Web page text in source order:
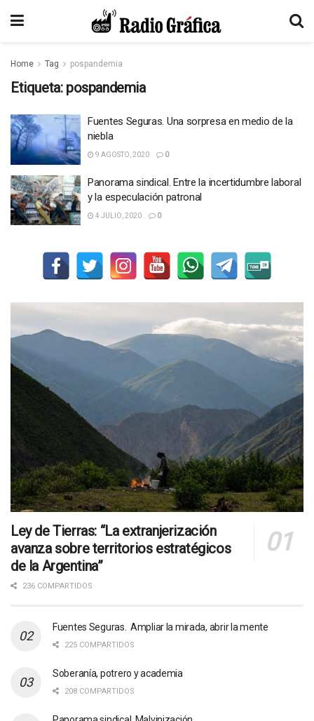
Home Tag pospandemia
Etiqueta: pospandemia
Fuentes Seguras. Una sorpresa en medio de la
niebla
9 AGOSTO, 2020 0
Panorama sindical. Entre la incertidumbre laboral
y la especulación patronal
4 JULIO, 2020 0
Ley de Tierras: “La extranjerización
avanza sobre territorios estratégicos
de la Argentina”
236 COMPARTIDOS
Fuentes Seguras. Ampliar la mirada, abrir la mente
225 COMPARTIDOS
Soberanía, potrero y academia
208 COMPARTIDOS